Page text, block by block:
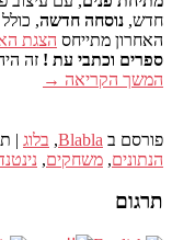
חדש, נוסחה חדשה,
האחרון מתייחס הצגת
ספרים וכתבי עת ! זה
המשך הקריאה →
פורסם ב Blabla
, בלוג |
הנתונים, משחקים,
תרגום